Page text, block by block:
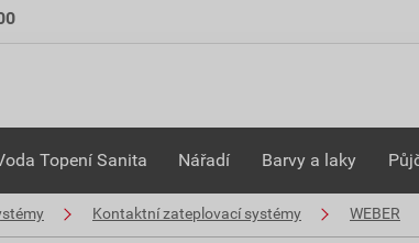
Topení Sanita Nářadí Barvy a laky
Kontaktní zateplovací systémy WEBER